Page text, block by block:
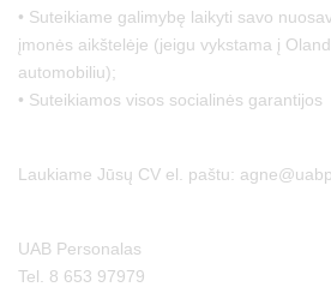
• Suteikiame galimybę laikyti savo
įmonės aikštelėje (jeigu vykstama į
automobiliu);
• Suteikiamos visos socialinės garantijos
Laukiame Jūsų CV el. paštu:
UAB Personalas
Tel. 8 653 97979